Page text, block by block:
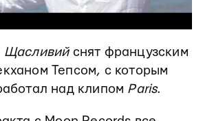
Щасливий снят французским
Тепсом, с которым
над клипом Paris.